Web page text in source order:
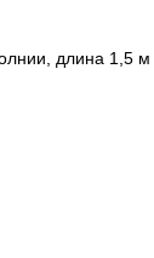
длина 1,5 м